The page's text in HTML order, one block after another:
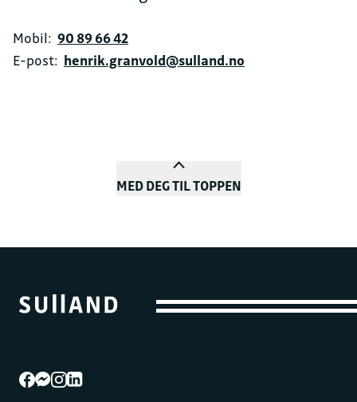
Mobil: 90 89 66 42
E-post: henrik.granvold@sulland.no
MED DEG TIL TOPPEN